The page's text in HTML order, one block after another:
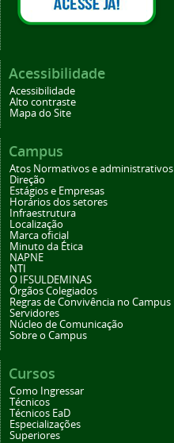
Acessibilidade
Acessibilidade
Alto contraste
Mapa do Site
Campus
Atos Normativos e administrativos
Direção
Estágios e Empresas
Horários dos setores
Infraestrutura
Localização
Marca oficial
Minuto da Ética
NAPNE
NTI
O IFSULDEMINAS
Órgãos Colegiados
Regras de Convivência no Campus
Servidores
Núcleo de Comunicação
Sobre o Campus
Cursos
Como Ingressar
Técnicos
Técnicos EaD
Especializações
Superiores